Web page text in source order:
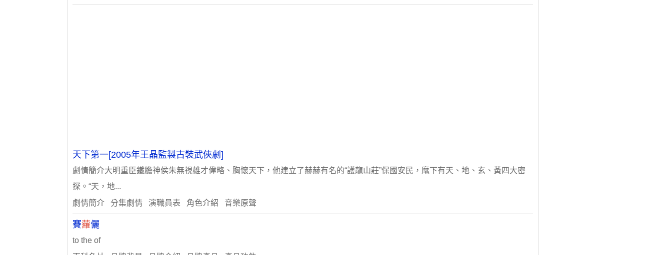
天下第一[2005年王晶監製古裝武俠劇]
劇情簡介大明重臣鐵膽神侯朱無視雄才偉略、胸懷天下，他建立了赫赫有名的“護龍山莊”保國安民，麾下有天、地、玄、黃四大密
探。“天，地...
劇情簡介 分集劇情 演職員表 角色介紹 音樂原聲
賽蘿儷
to the of